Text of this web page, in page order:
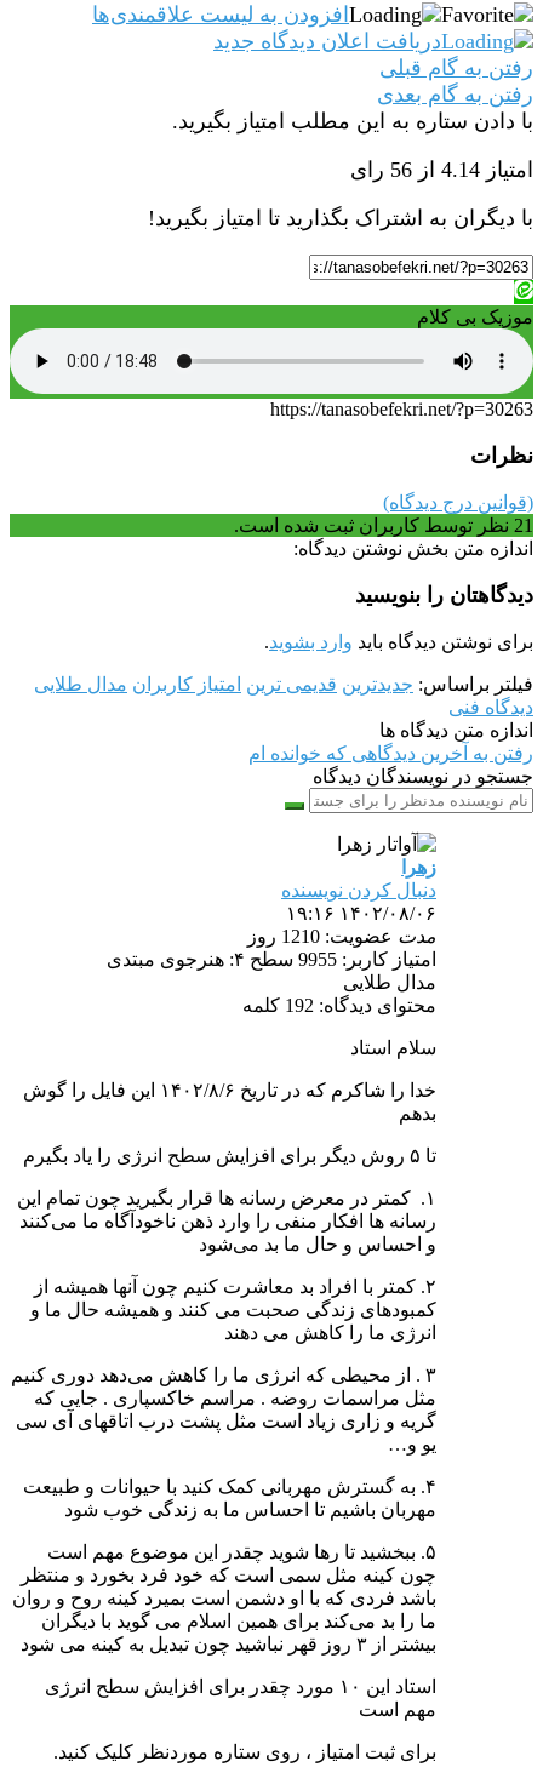
افزودن به لیست علاقمندی‌ها
دریافت اعلان دیدگاه‌ جدید
رفتن به گام قبلی
رفتن به گام بعدی
با دادن ستاره به این مطلب امتیاز بگیرید.
امتیاز 4.14 از 56 رای
با دیگران به اشتراک بگذارید تا امتیاز بگیرید!
موزیک بی کلام
https://tanasobefekri.net/?p=30263
نظرات
(قوانین درج دیدگاه)
21 نظر توسط کاربران ثبت شده است.
اندازه متن بخش نوشتن دیدگاه:
دیدگاهتان را بنویسید
برای نوشتن دیدگاه باید وارد بشوید.
فیلتر براساس: جدیدترین قدیمی ترین امتیاز کاربران مدال طلایی
دیدگاه فنی
اندازه متن دیدگاه ها
رفتن به آخرین دیدگاهی که خوانده ام
جستجو در نویسندگان دیدگاه
زهرا
دنبال کردن نویسنده
۱۴۰۲/۰۸/۰۶ ۱۹:۱۶
مدت عضویت: 1210 روز
امتیاز کاربر: 9955
سطح ۴: هنرجوی مبتدی
مدال طلایی
محتوای دیدگاه: 192 کلمه
سلام استاد
خدا را شاکرم که در تاریخ ۱۴۰۲/۸/۶ این فایل را گوش
بدهم
تا ۵ روش دیگر برای افزایش سطح انرژی را یاد بگیرم
۱. کمتر در معرض رسانه ها قرار بگیرید چون تمام این
رسانه ها افکار منفی را وارد ذهن ناخودآگاه ما می‌کنند
و احساس و حال ما بد می‌شود
۲. کمتر با افراد بد معاشرت کنیم چون آنها همیشه از
کمبودهای زندگی صحبت می کنند و همیشه حال ما و
انرژی ما را کاهش می دهند
۳ . از محیطی که انرژی ما را کاهش می‌دهد دوری کنیم
مثل مراسمات روضه . مراسم خاکسپاری . جایی که
گریه و زاری زیاد است مثل پشت درب اتاقهای آی سی
یو و…
۴. به گسترش مهربانی کمک کنید با حیوانات و طبیعت
مهربان باشیم تا احساس ما به زندگی خوب شود
۵. ببخشید تا رها شوید چقدر این موضوع مهم است
چون کینه مثل سمی است که خود فرد بخورد و منتظر
باشد فردی که با او دشمن است بمیرد کینه روح و روان
ما را بد می‌کند برای همین اسلام می گوید با دیگران
بیشتر از ۳ روز قهر نباشید چون تبدیل به کینه می شود
استاد این ۱۰ مورد چقدر برای افزایش سطح انرژی
مهم است
برای ثبت امتیاز ، روی ستاره موردنظر کلیک کنید.